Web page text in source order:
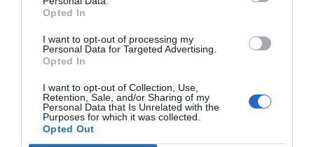
Opted In
I want to opt-out of processing my
Personal Data for Targeted Advertising.
Opted In
I want to opt-out of Collection, Use,
Retention, Sale, and/or Sharing of my
Personal Data that Is Unrelated with the
Purposes for which it was collected.
Opted Out
mobilitat personal.